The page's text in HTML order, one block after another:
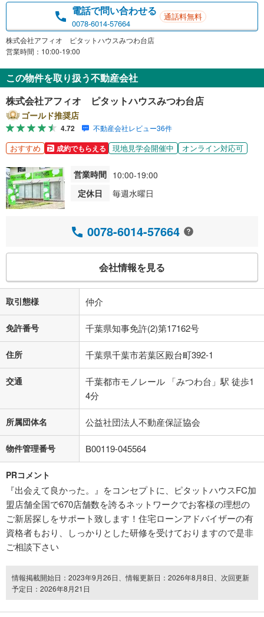
電話で問い合わせる
0078-6014-57664
通話料無料
株式会社アフィオ ピタットハウスみつわ台店
営業時間：10:00-19:00
この物件を取り扱う不動産会社
株式会社アフィオ ピタットハウスみつわ台店
ゴールド推奨店
4.72 不動産会社レビュー36件
おすすめ 成約でもらえる 現地見学会開催中 オンライン対応可
営業時間 10:00-19:00
定休日
毎週水曜日
0078-6014-57664
会社情報を見る
取引態様 仲介
免許番号 千葉県知事免許(2)第17162号
住所 千葉県千葉市若葉区殿台町392-1
交通
千葉都市モノレール 「みつわ台」駅 徒歩1
4分
所属団体名 公益社団法人不動産保証協会
物件管理番号 B00119-045564
PRコメント
『出会えて良かった。』をコンセプトに、ピタットハウスFC加
盟店舗全国で670店舗数を誇るネットワークでお客様の理想の
ご新居探しをサポート致します！住宅ローンアドバイザーの有
資格者もおり、しっかりとした研修を受けておりますので是非
ご相談下さい
情報掲載開始日：2023年9月26日、情報更新日：2026年8月8日、次回更新
予定日：2026年8月21日